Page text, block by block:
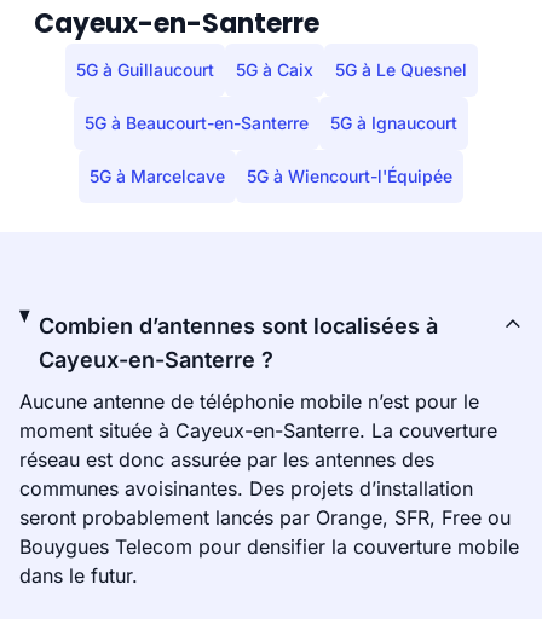
Cayeux-en-Santerre
5G à Guillaucourt 5G à Caix 5G à Le Quesnel
5G à Beaucourt-en-Santerre 5G à Ignaucourt
5G à Marcelcave 5G à Wiencourt-l'Équipée
Combien d’antennes sont localisées à
Cayeux-en-Santerre ?
Aucune antenne de téléphonie mobile n’est pour le
moment située à Cayeux-en-Santerre. La couverture
réseau est donc assurée par les antennes des
communes avoisinantes. Des projets d’installation
seront probablement lancés par Orange, SFR, Free ou
Bouygues Telecom pour densifier la couverture mobile
dans le futur.